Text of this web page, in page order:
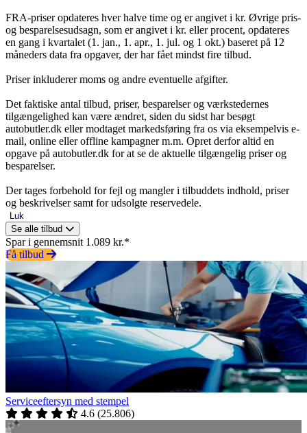
FRA-priser opdateres hver halve time og er angivet i kr. Øvrige pris-
og besparelsesudsagn, som er angivet i kr. eller procent, opdateres
en gang i kvartalet (1. jan., 1. apr., 1. jul. og 1 okt.) baseret på 12
måneders data fra opgaver, der har fået mindst fire tilbud.
Priser inkluderer moms og andre eventuelle afgifter.
Det faktiske antal tilbud, priser, besparelser og værkstedernes
tilgængelighed kan være ændret, siden du sidst har besøgt
autobutler.dk eller modtaget markedsføring fra os via eksempelvis e-
mail, online eller offline kampagner m.m. Opret derfor altid en
opgave på autobutler.dk for at se de aktuelle tilgængelig priser og
besparelser.
Der tages forbehold for fejl og mangler i tilbuddets indhold, priser
og beskrivelser samt for udsolgte reservedele.
Luk
Se alle tilbud
Spar i gennemsnit 1.089 kr.*
Få tilbud
Serviceeftersyn med stempel
4.6 (25.806)